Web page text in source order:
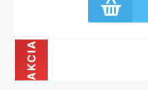
AKCIA